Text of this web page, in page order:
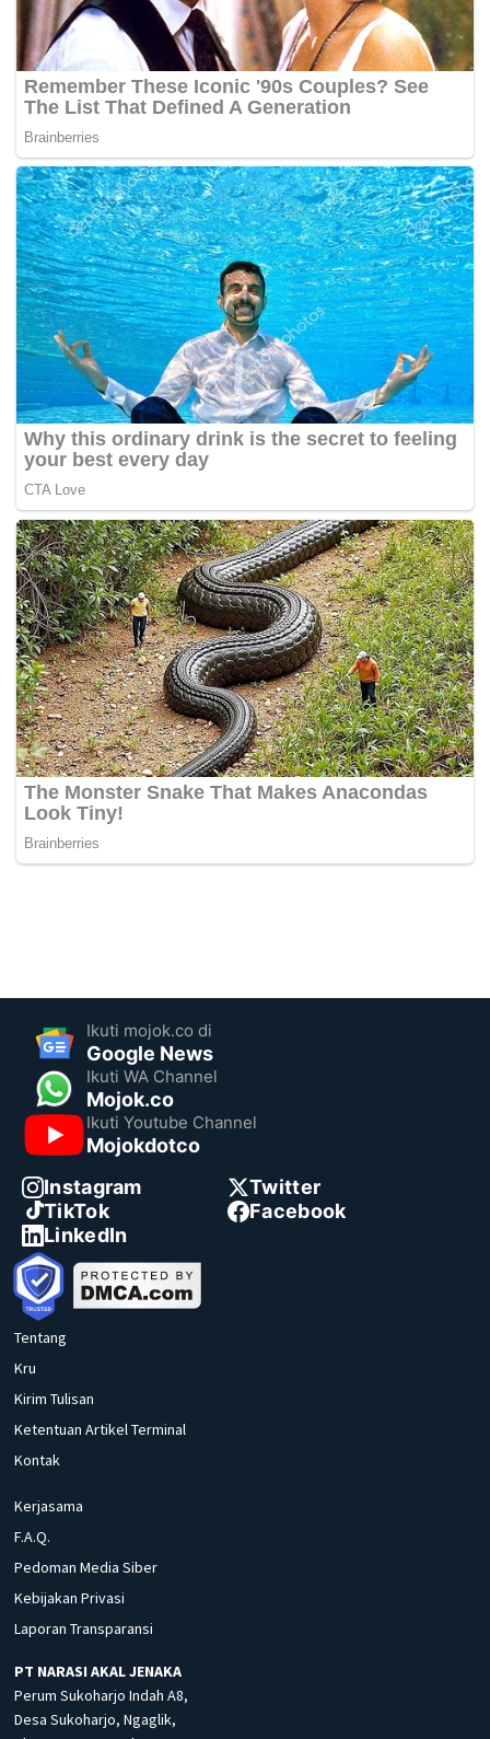
Ikuti mojok.co di
Google News
Ikuti WA Channel
Mojok.co
Ikuti Youtube Channel
Mojokdotco
Instagram
Twitter
TikTok
Facebook
LinkedIn
Tentang
Kru
Kirim Tulisan
Ketentuan Artikel Terminal
Kontak
Kerjasama
F.A.Q.
Pedoman Media Siber
Kebijakan Privasi
Laporan Transparansi
PT NARASI AKAL JENAKA
Perum Sukoharjo Indah A8,
Desa Sukoharjo, Ngaglik,